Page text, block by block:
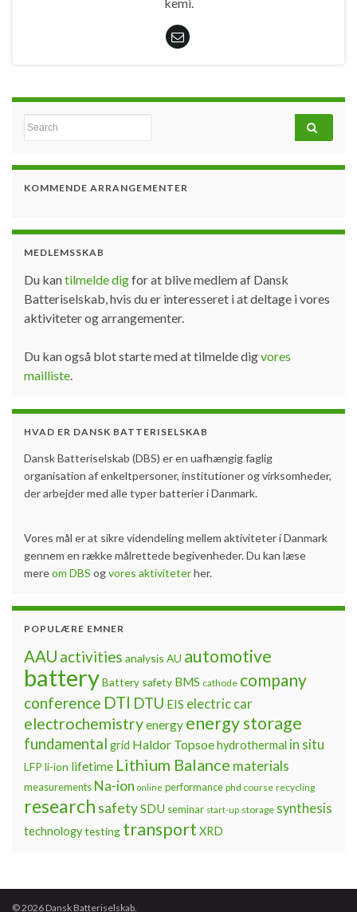
kemi.
Search for:
KOMMENDE ARRANGEMENTER
MEDLEMSSKAB
Du kantilmelde digfor at blive medlem af Dansk
Batteriselskab, hvis du er interesseret i at deltage i vores
aktiviteter og arrangementer.
Du kan også blot starte med at tilmelde digvores
mailliste.
HVAD ER DANSK BATTERISELSKAB
Dansk Batteriselskab (DBS) er en uafhængig faglig
organisation af enkeltpersoner, institutioner og virksomheder,
der arbejder med alle typer batterier i Danmark.
Vores mål er at sikre videndeling mellem aktiviteter i Danmark
gennem en række målrettede begivenheder. Du kan læse
mereom DBS ogvores aktiviteterher.
POPULÆRE EMNER
AAU activities analysis AU automotive
batteryBattery safety BMS cathode company
conference DTI DTU EIS electric car
electrochemistryenergy energy storage
fundamental grid Haldor Topsoe hydrothermal in situ
LFP li-ion lifetime Lithium Balance materials
measurements Na-ion online performance phd course recycling
research safetySDU seminar start-up storage synthesis
technologytesting transport XRD
© 2026 Dansk Batteriselskab.